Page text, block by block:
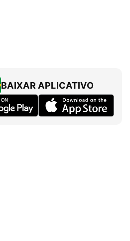
BAIXAR APLICATIVO